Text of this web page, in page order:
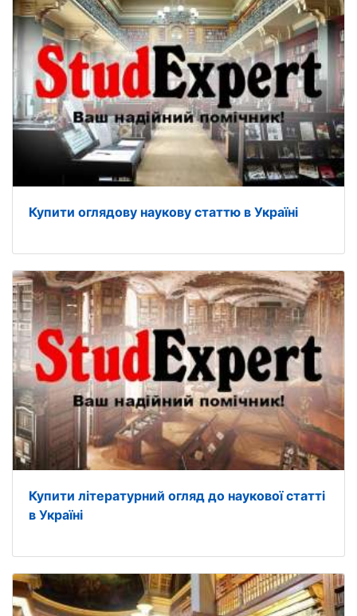
Купити оглядову наукову статтю в Україні
Купити літературний огляд до наукової статті
в Україні